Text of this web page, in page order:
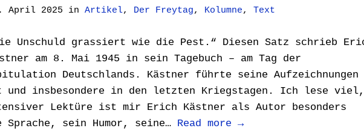
April 2025 in Artikel, Der Freytag, Kolumne, Text
Unschuld grassiert wie die Pest.“ Diesen Satz schrieb
am 8. Mai 1945 in sein Tagebuch – am Tag der
Deutschlands. Kästner führte seine Aufzeichnungen
und insbesondere in den letzten Kriegstagen. Ich lese
Lektüre ist mir Erich Kästner als Autor besonders
Sprache, sein Humor, seine… Read more →